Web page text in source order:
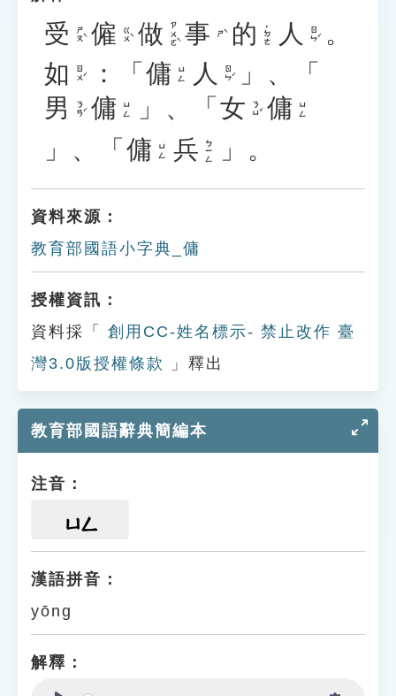
受 ㄕㄡˋ 僱 ㄍㄨˋ 做 ㄗㄨㄛˋ 事 ㄕˋ 的 ˙ㄉㄜ 人 ㄖㄣˊ 。
如 ㄖㄨˊ ：「 傭 ㄩㄥ 人 ㄖㄣˊ
」、「
男 ㄋㄢˊ 傭 ㄩㄥ 」、「 女 ㄋㄩˇ 傭 ㄩㄥ
」、「 傭 ㄩㄥ 兵 ㄅㄧㄥ 」。
資料來源：
教育部國語小字典_傭
授權資訊：
資料採「
創用CC-姓名標示- 禁止改作 臺
灣3.0版授權條款
」釋出
教育部國語辭典簡編本
注音：
ㄩㄥ
漢語拼音：
yōng
解釋：